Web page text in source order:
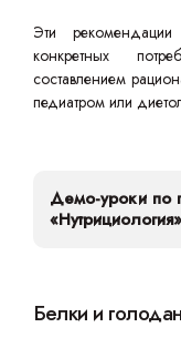
Эти
конкретных
составлением
педиатром или
Демо-уроки по
«Нутрициология»
Белки и